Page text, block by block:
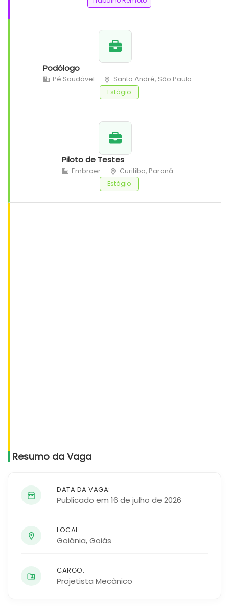
Podólogo
Pé Saudável Santo André, São Paulo
Estágio
Piloto de Testes
Embraer Curitiba, Paraná
Estágio
Resumo da Vaga
DATA DA VAGA:
Publicado em 16 de julho de 2026
LOCAL:
Goiânia,Goiás
CARGO:
Projetista Mecânico